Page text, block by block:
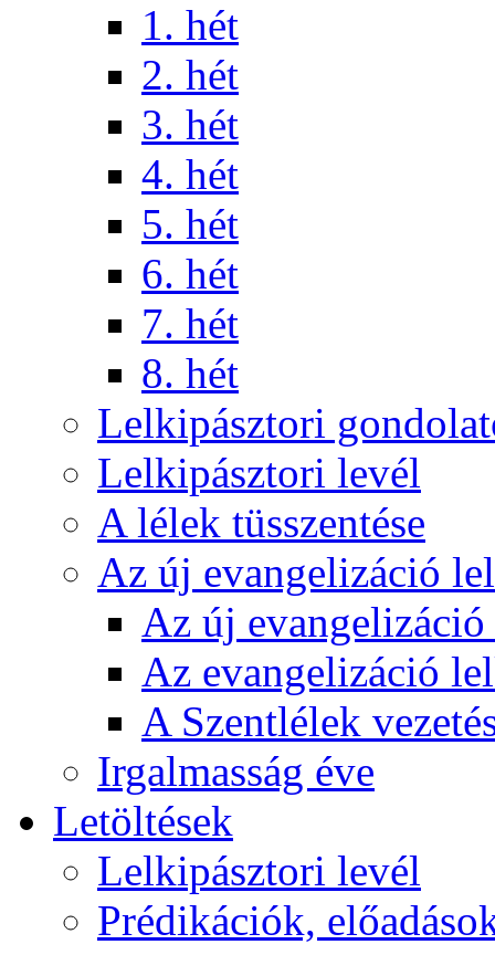
1. hét
2. hét
3. hét
4. hét
5. hét
6. hét
7. hét
8. hét
Lelkipásztori
Lelkipásztori levél
A lélek tüsszentése
Az új evangelizáció
Az új
Az evangelizáció
A Szentlélek
Irgalmasság éve
Letöltések
Lelkipásztori levél
Prédikációk,